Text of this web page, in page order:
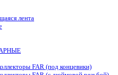
лента
FAR (под концевики)